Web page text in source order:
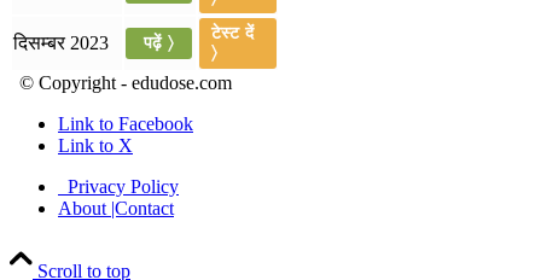
दिसम्बर 2023 पढ़ें 〉
टेस्ट दें
〉
© Copyright - edudose.com
Link to Facebook
Link to X
Privacy Policy
About |Contact
Scroll to top